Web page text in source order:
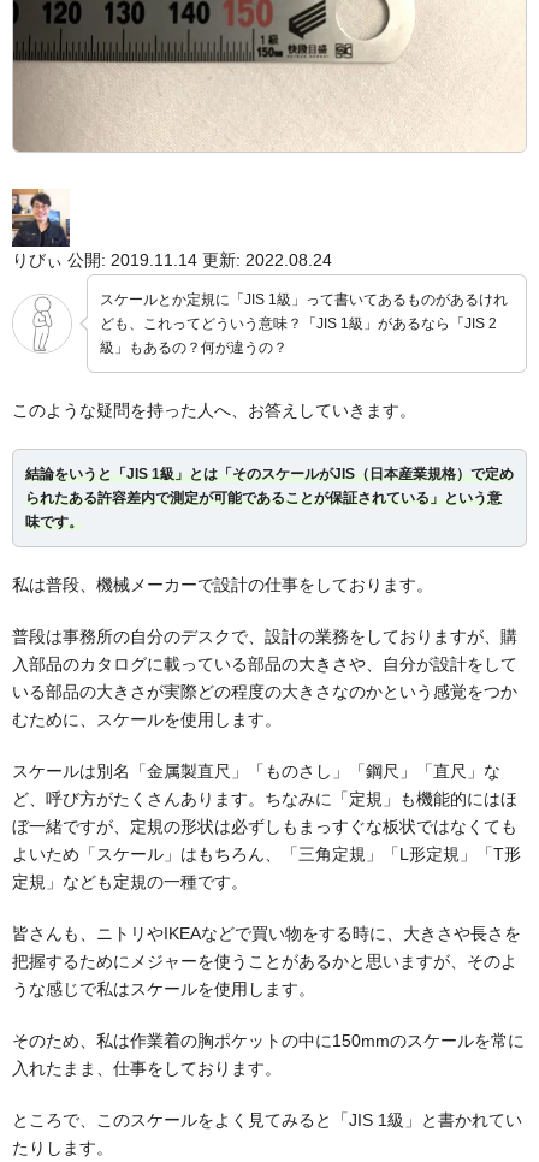
りびぃ 公開: 2019.11.14 更新: 2022.08.24
スケールとか定規に「JIS 1級」って書いてあるものがあるけれ
ども、これってどういう意味？「JIS 1級」があるなら「JIS 2
級」もあるの？何が違うの？
このような疑問を持った人へ、お答えしていきます。
結論をいうと「JIS 1級」とは「そのスケールがJIS（日本産業規格）で定め
られたある許容差内で測定が可能であることが保証されている」という意
味です。
私は普段、機械メーカーで設計の仕事をしております。
普段は事務所の自分のデスクで、設計の業務をしておりますが、購
入部品のカタログに載っている部品の大きさや、自分が設計をして
いる部品の大きさが実際どの程度の大きさなのかという感覚をつか
むために、スケールを使用します。
スケールは別名「金属製直尺」「ものさし」「鋼尺」「直尺」な
ど、呼び方がたくさんあります。ちなみに「定規」も機能的にはほ
ぼ一緒ですが、定規の形状は必ずしもまっすぐな板状ではなくても
よいため「スケール」はもちろん、「三角定規」「L形定規」「T形
定規」なども定規の一種です。
皆さんも、ニトリやIKEAなどで買い物をする時に、大きさや長さを
把握するためにメジャーを使うことがあるかと思いますが、そのよ
うな感じで私はスケールを使用します。
そのため、私は作業着の胸ポケットの中に150mmのスケールを常に
入れたまま、仕事をしております。
ところで、このスケールをよく見てみると「JIS 1級」と書かれてい
たりします。